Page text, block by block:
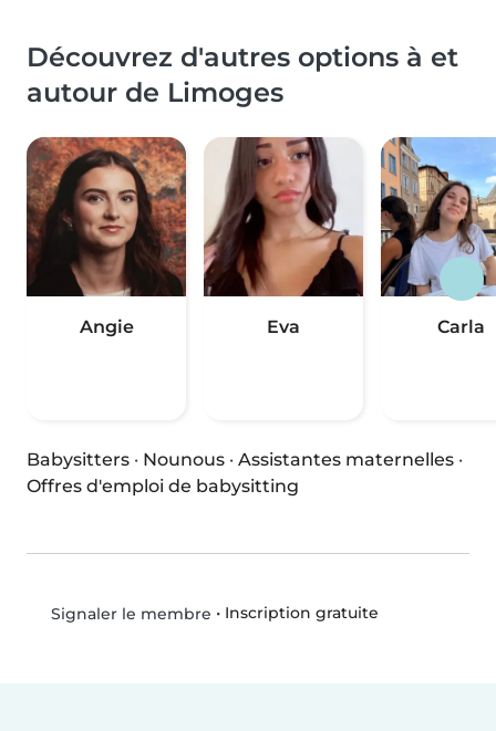
Découvrez d'autres options à et
autour de Limoges
Angie Eva Carla
Babysitters · Nounous · Assistantes maternelles ·
Offres d'emploi de babysitting
Signaler le membre • Inscription gratuite